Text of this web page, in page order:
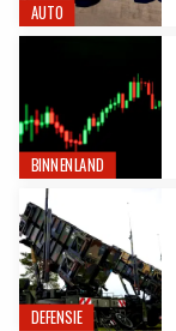
AUTO
BINNENLAND
DEFENSIE